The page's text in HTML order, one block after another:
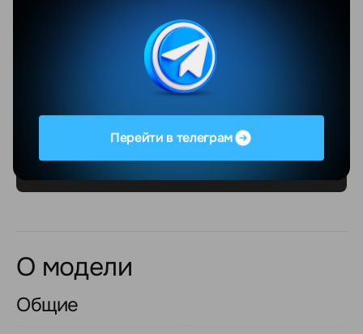
О модели
Общие
Перейти в телеграм